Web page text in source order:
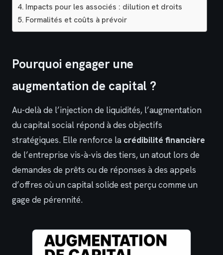
Impacts pour les associés : dilution et droits
Formalités et coûts à prévoir
Pourquoi engager une
augmentation de capital ?
Au-delà de l’injection de liquidités, l’augmentation
du capital social répond à des objectifs
stratégiques. Elle renforce la crédibilité financière
de l’entreprise vis-à-vis des tiers, un atout lors de
demandes de prêts ou de réponses à des appels
d’offres où un capital solide est perçu comme un
gage de pérennité.